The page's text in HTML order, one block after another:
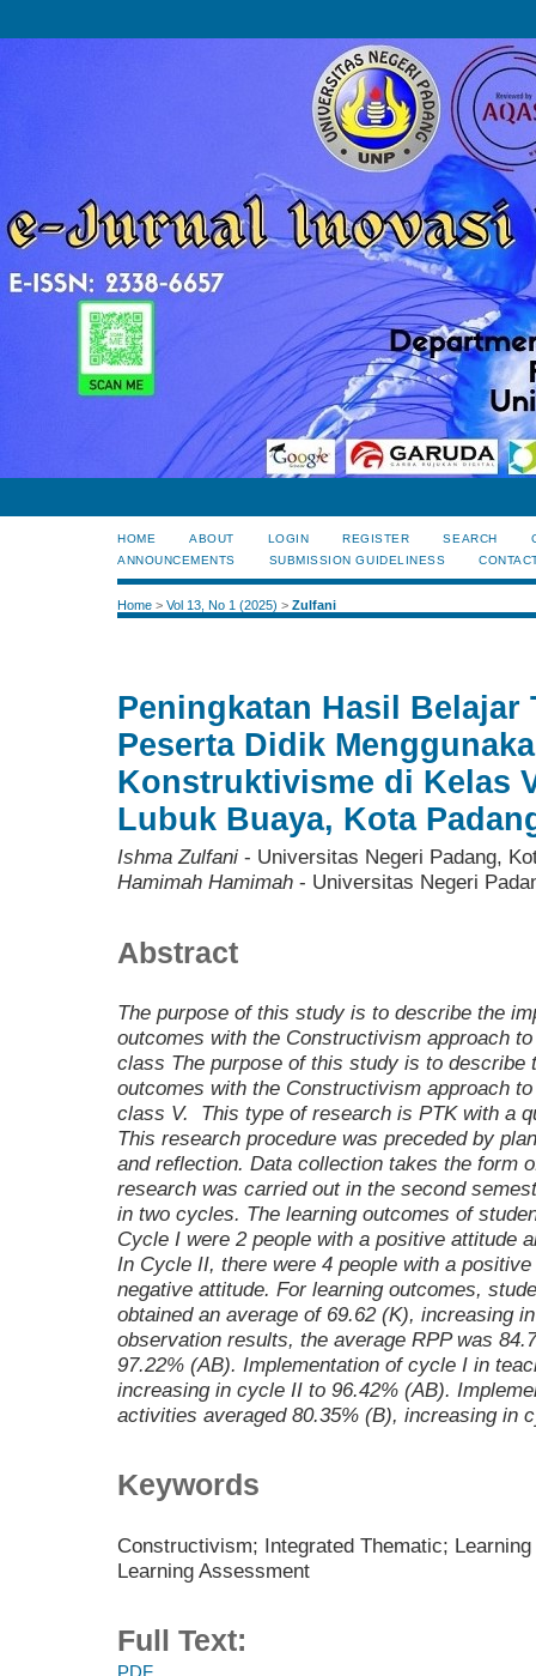
HOME ABOUT LOGIN REGISTER SEARCH
ANNOUNCEMENTS
SUBMISSION GUIDELINESS
Home > Vol 13, No 1 (2025) > Zulfani
Peningkatan Hasil Belajar
Peserta Didik
Konstruktivisme di Kelas
Lubuk Buaya, Kota
Ishma Zulfani - Universitas Negeri Padang,
Hamimah Hamimah - Universitas Negeri
Abstract
The purpose of this study is to describe the
outcomes with the Constructivism approach
class The purpose of this study is to describe
outcomes with the Constructivism approach
class V. This type of research is PTK with a
This research procedure was preceded by
and reflection. Data collection takes the form
research was carried out in the second
in two cycles. The learning outcomes of
Cycle I were 2 people with a positive attitude
In Cycle II, there were 4 people with a
negative attitude. For learning outcomes,
obtained an average of 69.62 (K), increasing
observation results, the average RPP was
97.22% (AB). Implementation of cycle I in
increasing in cycle II to 96.42% (AB).
activities averaged 80.35% (B), increasing in
Keywords
Constructivism; Integrated Thematic;
Learning Assessment
Full Text: